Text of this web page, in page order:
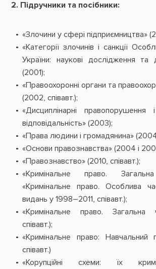
2. Підручники та посібники:
«Злочини у сфері підприємництва»
«Категорії злочинів і санкції
України: наукові дослідження та
(2001);
«Правоохоронні органи та
(2002, співавт.);
«Дисциплінарні правопорушення
відповідальність» (2003);
«Права людини і громадянина»
«Основи правознавства» (2004 і
«Правознавство» (2010, співавт.);
«Кримінальне право.
«Кримінальне право. Особлива
видань у 1998–2011, співавт.);
«Кримінальне право. Загальна
співавт.);
«Кримінальне право: Навчальний
співавт.)
«Корупційні схеми: їх